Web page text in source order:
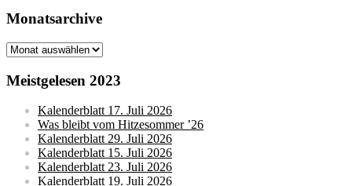
Monatsarchive
Monatsarchive
Meistgelesen 2023
Kalenderblatt 17. Juli 2026
Was bleibt vom Hitzesommer ’26
Kalenderblatt 29. Juli 2026
Kalenderblatt 15. Juli 2026
Kalenderblatt 23. Juli 2026
Kalenderblatt 19. Juli 2026